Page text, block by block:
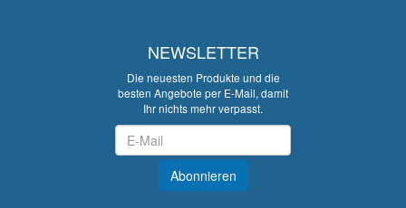
NEWSLETTER
Die neuesten Produkte und die
besten Angebote per E-Mail, damit
Ihr nichts mehr verpasst.
Abonnieren